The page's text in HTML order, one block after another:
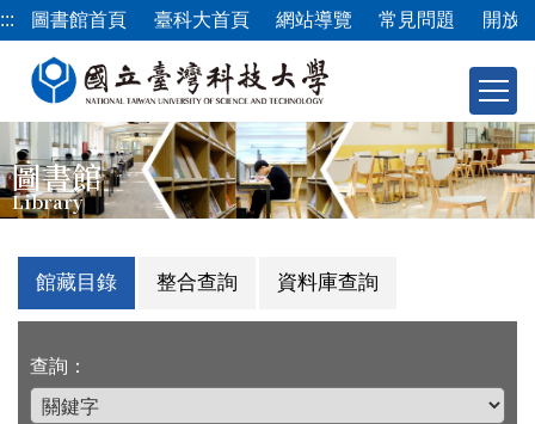
跳
到
內
容
區
::: 圖書館首頁 臺科大首頁 網站導覽 常見問題 開放
圖書館
Library
館藏目錄 整合查詢 資料庫查詢
查詢：